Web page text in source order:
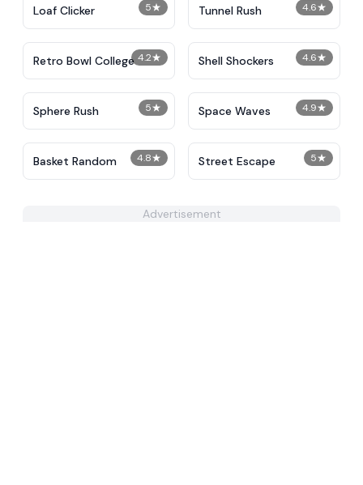
5★
Loaf Clicker 4.6★
Tunnel Rush
4.2★
Retro Bowl College 4.6★
Shell Shockers
5★
Sphere Rush 4.9★
Space Waves
4.8★
Basket Random 5★
Street Escape
Advertisement